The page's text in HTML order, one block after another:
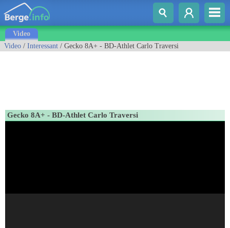
Video
Video / Interessant / Gecko 8A+ - BD-Athlet Carlo Traversi
Gecko 8A+ - BD-Athlet Carlo Traversi